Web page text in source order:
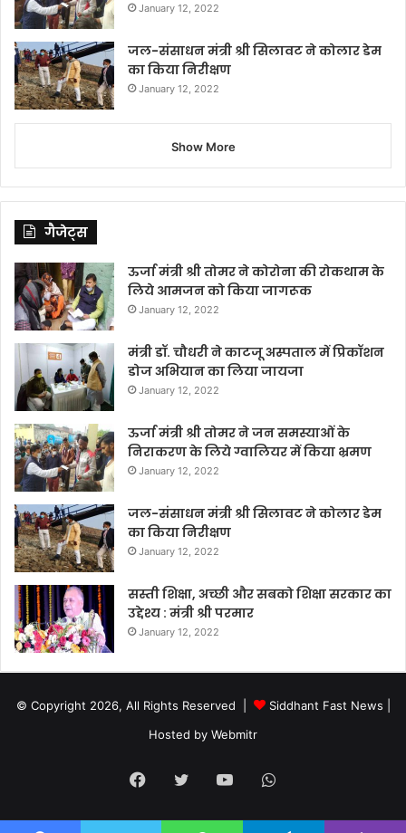
January 12, 2022
जल-संसाधन मंत्री श्री सिलावट ने कोलार डेम
का किया निरीक्षण
January 12, 2022
Show More
गैजेट्स
ऊर्जा मंत्री श्री तोमर ने कोरोना की रोकथाम के
लिये आमजन को किया जागरूक
January 12, 2022
मंत्री डॉ. चौधरी ने काटजू अस्पताल में प्रिकॉशन
डोज अभियान का लिया जायजा
January 12, 2022
ऊर्जा मंत्री श्री तोमर ने जन समस्याओं के
निराकरण के लिये ग्वालियर में किया भ्रमण
January 12, 2022
जल-संसाधन मंत्री श्री सिलावट ने कोलार डेम
का किया निरीक्षण
January 12, 2022
सस्ती शिक्षा, अच्छी और सबको शिक्षा सरकार का
उद्देश्य : मंत्री श्री परमार
January 12, 2022
© Copyright 2026, All Rights Reserved | Siddhant Fast News
Hosted by Webmitr
Facebook
Twitter YouTubeWhatsApp